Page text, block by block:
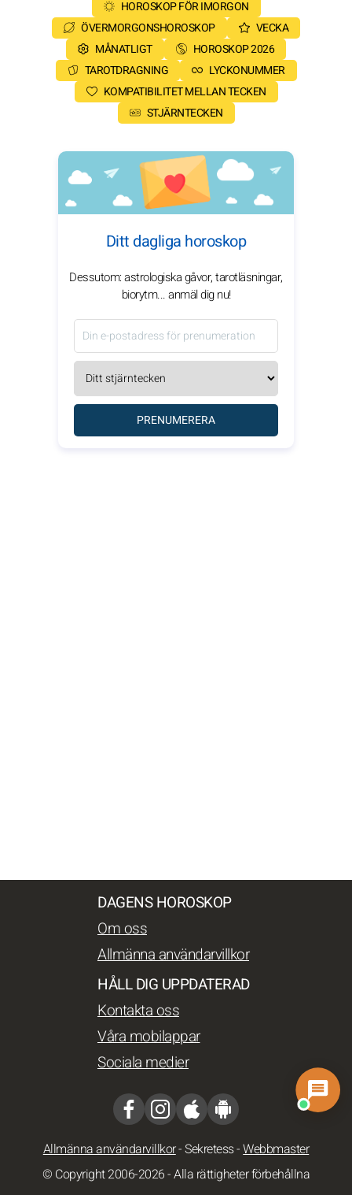
HOROSKOP FÖR IMORGON
ÖVERMORGONSHOROSKOP
VECKA
MÅNATLIGT
HOROSKOP 2026
TAROTDRAGNING
LYCKONUMMER
KOMPATIBILITET MELLAN TECKEN
STJÄRNTECKEN
Ditt dagliga horoskop
Dessutom: astrologiska gåvor, tarotläsningar,
biorytm... anmäl dig nu!
PRENUMERERA
DAGENS HOROSKOP
Om oss
Allmänna användarvillkor
HÅLL DIG UPPDATERAD
Kontakta oss
Våra mobilappar
Sociala medier
Allmänna användarvillkor-Sekretess-Webbmaster
© Copyright 2006-2026 - Alla rättigheter förbehållna